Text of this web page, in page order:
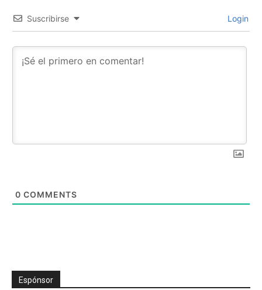
Suscribirse Login
0 COMMENTS
Espónsor